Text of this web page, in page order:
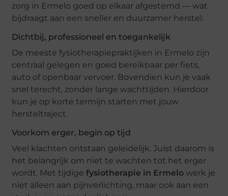
zorg in Ermelo goed op elkaar afgestemd — wat
bijdraagt aan een sneller en duurzamer herstel.
Dichtbij, professioneel en toegankelijk
De meeste fysiotherapiepraktijken in Ermelo zijn
centraal gelegen en goed bereikbaar per fiets,
auto of openbaar vervoer. Bovendien kun je vaak
snel terecht, zonder lange wachttijden. Hierdoor
kun je op korte termijn starten met jouw
hersteltraject.
Voorkom erger, begin op tijd
Veel klachten ontstaan geleidelijk. Juist daarom is
het belangrijk om niet te wachten tot het erger
wordt. Met tijdigefysiotherapie in Ermelo werk je
niet alleen aan pijnverlichting, maar ook aan een